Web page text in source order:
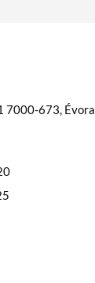
7000-673, Évora